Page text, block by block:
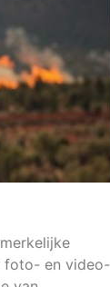
foto- en video-